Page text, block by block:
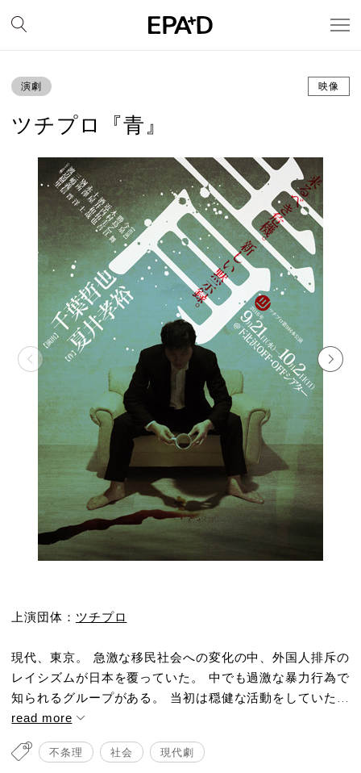
演劇 映像
ツチプロ『青』
上演団体： ツチプロ
現代、東京。 急激な移民社会への変化の中、外国人排斥の
レイシズムが日本を覆っていた。 中でも過激な暴力行為で
知られるグループがある。 当初は穏健な活動をしていた...
read more
不条理 社会 現代劇